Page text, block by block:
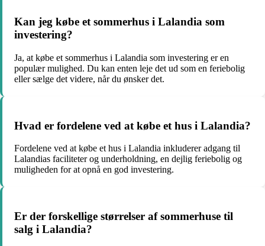
Kan jeg købe et sommerhus i Lalandia som
investering?
Ja, at købe et sommerhus i Lalandia som investering er en
populær mulighed. Du kan enten leje det ud som en feriebolig
eller sælge det videre, når du ønsker det.
Hvad er fordelene ved at købe et hus i Lalandia?
Fordelene ved at købe et hus i Lalandia inkluderer adgang til
Lalandias faciliteter og underholdning, en dejlig feriebolig og
muligheden for at opnå en god investering.
Er der forskellige størrelser af sommerhuse til
salg i Lalandia?